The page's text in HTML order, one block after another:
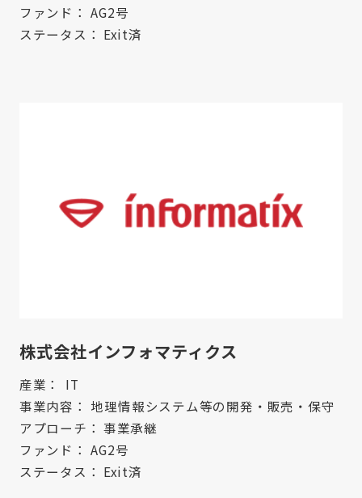
ファンド： AG2号
ステータス： Exit済
株式会社インフォマティクス
産業：
IT
事業内容： 地理情報システム等の開発・販売・保守
アプローチ： 事業承継
ファンド： AG2号
ステータス： Exit済